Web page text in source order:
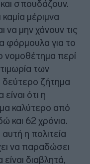
σπουδάζουν.
μέριμνα
να μην χάνουν τις
φόρμουλα για το
νομοθέτημα περί
των
ζήτημα
ότι η
καλύτερο από
και 62 χρόνια.
η πολιτεία
να παραδώσει
διαβλητά,